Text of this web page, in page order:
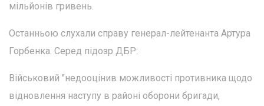
мільйонів гривень.
Останньою слухали справу генерал-лейтенанта Артура
Горбенка. Серед підозр ДБР:
Військовий "недооцінив можливості противника щодо
відновлення наступу в районі оборони бригади,